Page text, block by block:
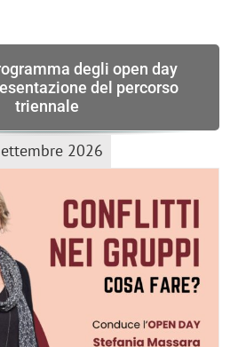
degli open day
del percorso
triennale
2026